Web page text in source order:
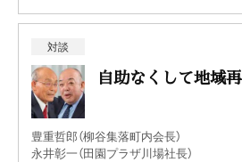
対談
自助なくして地域
豊重哲郎（柳谷集落町内会長）
永井彰一（田園プラザ川場社長）